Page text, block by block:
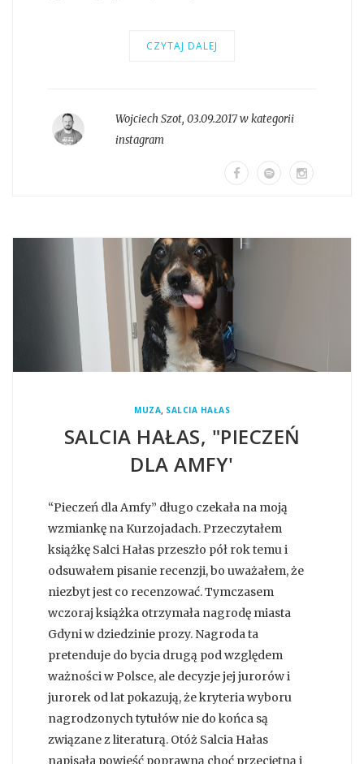
CZYTAJ DALEJ
Wojciech Szot, 03.09.2017 w kategorii
instagram
MUZA, SALCIA HAŁAS
SALCIA HAŁAS, "PIECZEŃ
DLA AMFY'
“Pieczeń dla Amfy” długo czekała na moją
wzmiankę na Kurzojadach. Przeczytałem
książkę Salci Hałas przeszło pół rok temu i
odsuwałem pisanie recenzji, bo uważałem, że
niezbyt jest co recenzować. Tymczasem
wczoraj książka otrzymała nagrodę miasta
Gdyni w dziedzinie prozy. Nagroda ta
pretenduje do bycia drugą pod względem
ważności w Polsce, ale decyzje jej jurorów i
jurorek od lat pokazują, że kryteria wyboru
nagrodzonych tytułów nie do końca są
związane z literaturą. Otóż Salcia Hałas
napisała powieść poprawną choć przeciętną i